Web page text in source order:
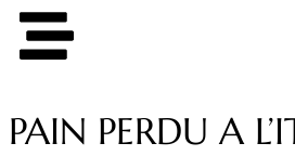
PAIN PERDU A